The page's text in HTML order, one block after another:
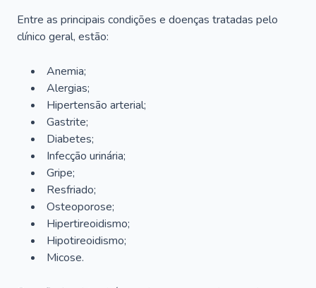
Entre as principais condições e doenças tratadas pelo
clínico geral, estão:
Anemia;
Alergias;
Hipertensão arterial;
Gastrite;
Diabetes;
Infecção urinária;
Gripe;
Resfriado;
Osteoporose;
Hipertireoidismo;
Hipotireoidismo;
Micose.